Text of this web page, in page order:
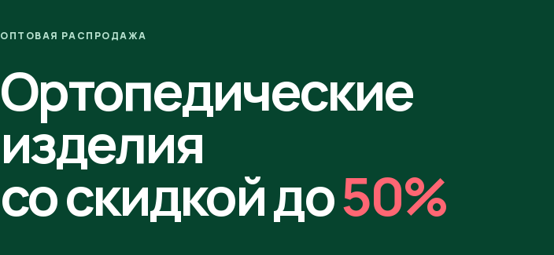
ОПТОВАЯ РАСПРОДАЖА
Ортопедические
изделия
со скидкой до50%